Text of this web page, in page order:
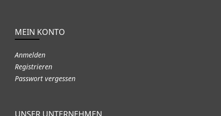
MEIN KONTO
Anmelden
Registrieren
Passwort vergessen